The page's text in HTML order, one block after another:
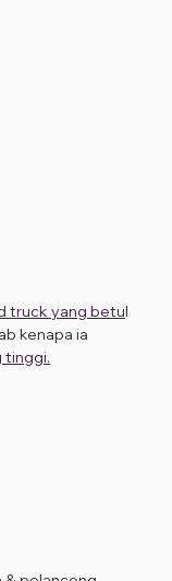
truck yang betul
kenapa ia
tinggi.